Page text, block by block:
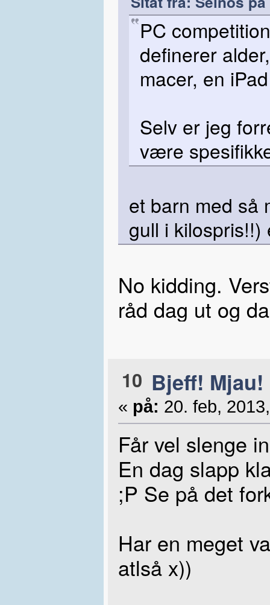
PC
definerer
macer, en
Selv er jeg
være
et barn med så
gull i
No kidding.
råd dag ut og
10 Bjeff! Mjau!
« på: 20. feb,
Får vel slenge
En dag slapp
;P Se på det
Har en meget
atlså x))